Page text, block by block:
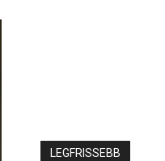
LEGFRISSEBB